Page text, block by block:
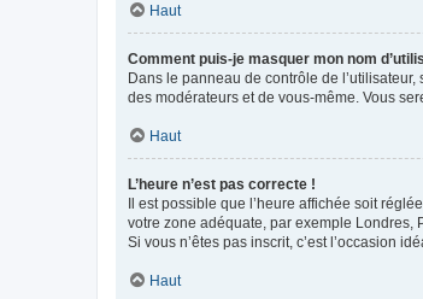
Haut
Comment puis-je masquer mon nom
Dans le panneau de contrôle de
des modérateurs et de vous-même. Vous
Haut
L’heure n’est pas correcte !
Il est possible que l’heure affichée soit
votre zone adéquate, par exemple Londres,
Si vous n’êtes pas inscrit, c’est l’occasion
Haut